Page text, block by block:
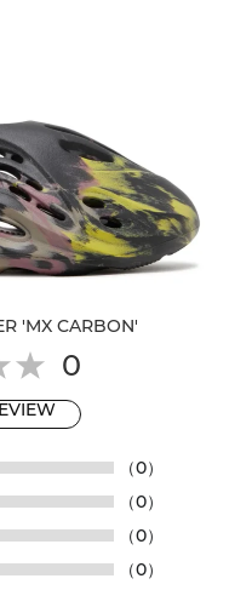
'MX CARBON'
0
（0）
（0）
（0）
（0）